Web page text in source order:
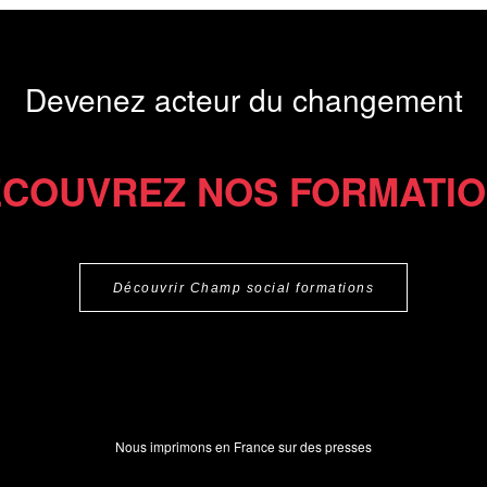
Devenez acteur du changement
NOS
Découvrir Champ social formations
Nous imprimons en France sur des presses